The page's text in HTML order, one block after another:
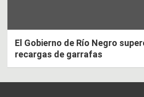
El Gobierno de Río Negro
recargas de garrafas